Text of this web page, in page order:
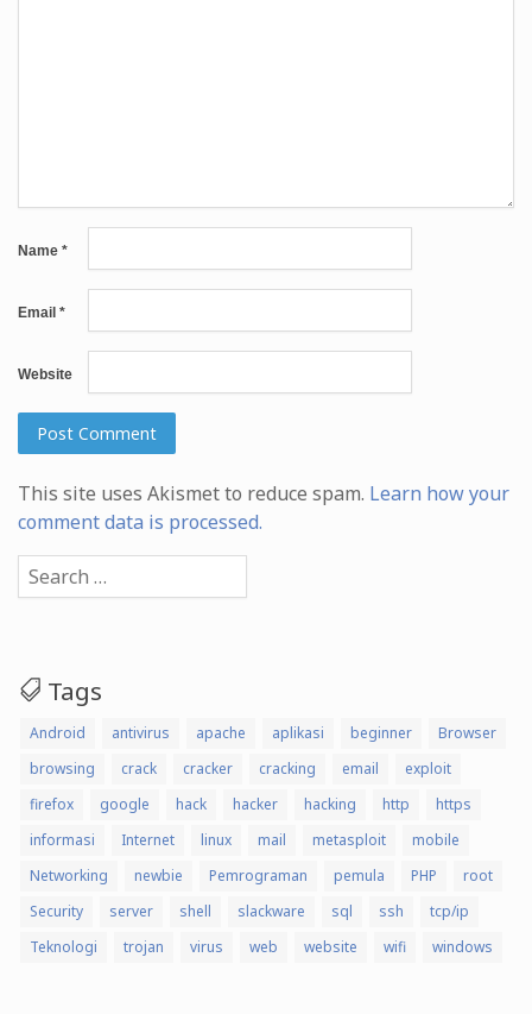
Name *
Email *
Website
This site uses Akismet to reduce spam. Learn how your
comment data is processed.
for:
Tags
Android antivirus apache aplikasi beginner
Browser
browsing
crack cracker cracking email
exploit
firefox
google hack hacker hacking http
https
informasi
Internet linux mail metasploit
mobile
Networking
newbie Pemrograman pemula PHP
root
Security
server shell slackware sql ssh
tcp/ip
Teknologi
trojan virus web website wifi windows